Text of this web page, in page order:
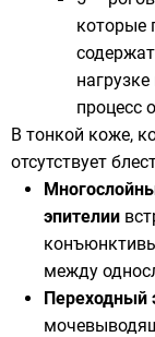
которые
процесс
В тонкой коже,
отсутствует
эпителии
между
Переходный